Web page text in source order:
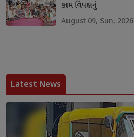
કામ વિપક્ષનું
August 09, Sun, 2026
Latest News